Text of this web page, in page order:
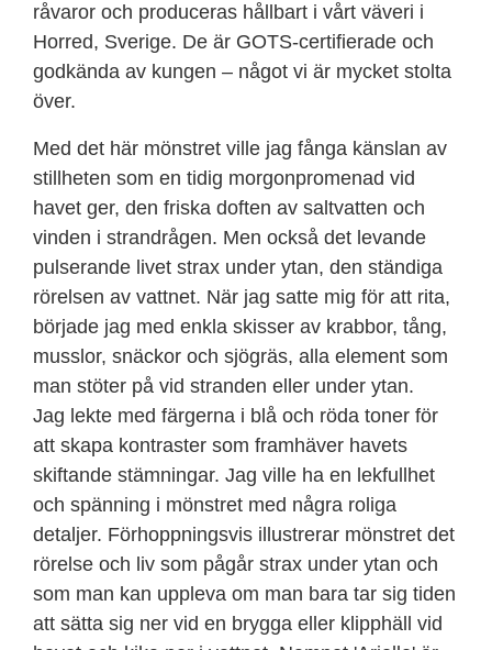
råvaror och produceras hållbart i vårt väveri i
Horred, Sverige. De är GOTS-certifierade och
godkända av kungen – något vi är mycket stolta
över.
Med det här mönstret ville jag fånga känslan av
stillheten som en tidig morgonpromenad vid
havet ger, den friska doften av saltvatten och
vinden i strandrågen. Men också det levande
pulserande livet strax under ytan, den ständiga
rörelsen av vattnet. När jag satte mig för att rita,
började jag med enkla skisser av krabbor, tång,
musslor, snäckor och sjögräs, alla element som
man stöter på vid stranden eller under ytan.
Jag lekte med färgerna i blå och röda toner för
att skapa kontraster som framhäver havets
skiftande stämningar. Jag ville ha en lekfullhet
och spänning i mönstret med några roliga
detaljer. Förhoppningsvis illustrerar mönstret det
rörelse och liv som pågår strax under ytan och
som man kan uppleva om man bara tar sig tiden
att sätta sig ner vid en brygga eller klipphäll vid